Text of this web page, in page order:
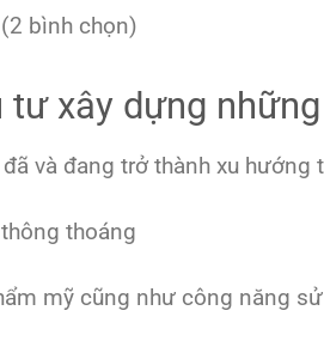
bình chọn)
tư xây dựng
và đang trở thành xu hướng
thoáng
mỹ cũng như công năng